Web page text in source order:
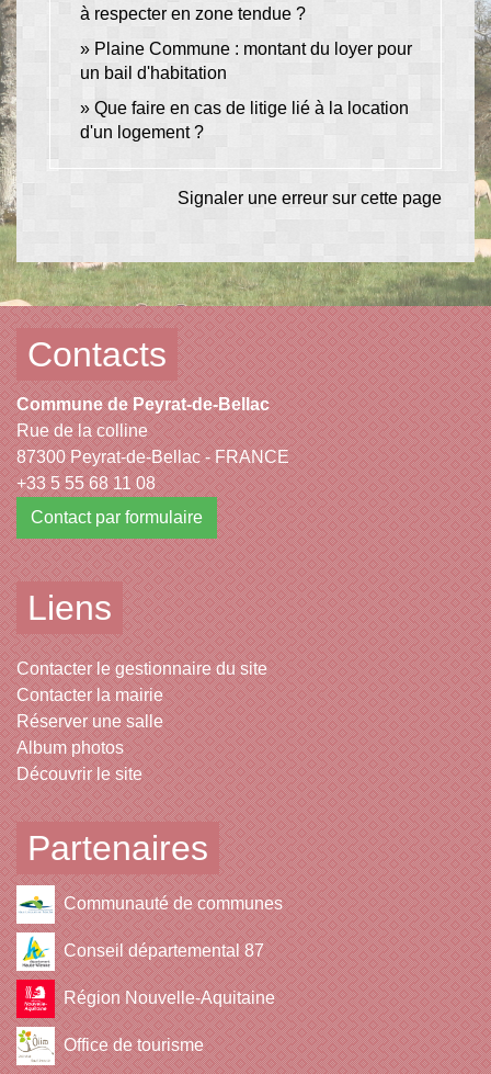
à respecter en zone tendue ?
Plaine Commune : montant du loyer pour
un bail d'habitation
Que faire en cas de litige lié à la location
d'un logement ?
Signaler une erreur sur cette page
Contacts
Commune de Peyrat-de-Bellac
Rue de la colline
87300 Peyrat-de-Bellac - FRANCE
+33 5 55 68 11 08
Contact par formulaire
Liens
Contacter le gestionnaire du site
Contacter la mairie
Réserver une salle
Album photos
Découvrir le site
Partenaires
Communauté de communes
Conseil départemental 87
Région Nouvelle-Aquitaine
Office de tourisme